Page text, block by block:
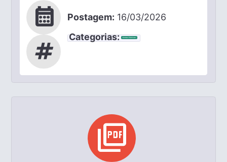
calendar_month Postagem: 16/03/2026
tag
Categorias: Contas Públicas
picture_as_pdf